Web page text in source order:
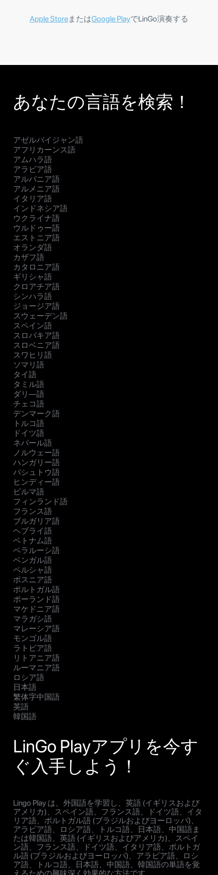
Apple StoreまたはGoogle PlayでLinGo演奏する
あなたの言語を検索！
アゼルバイジャン語
アフリカーンス語
アムハラ語
アラビア語
アルバニア語
アルメニア語
イタリア語
インドネシア語
ウクライナ語
ウルドゥー語
エストニア語
オランダ語
カザフ語
カタロニア語
ギリシャ語
クロアチア語
シンハラ語
ジョージア語
スウェーデン語
スペイン語
スロバキア語
スロベニア語
スワヒリ語
ソマリ語
タイ語
タミル語
ダリ―語
チェコ語
デンマーク語
トルコ語
ドイツ語
ネパール語
ノルウェー語
ハンガリー語
パシュトウ語
ヒンディー語
ビルマ語
フィンランド語
フランス語
ブルガリア語
ヘブライ語
ベトナム語
ベラルーシ語
ベンガル語
ペルシャ語
ボスニア語
ポルトガル語
ポーランド語
マケドニア語
マラガシ語
マレーシア語
モンゴル語
ラトビア語
リトアニア語
ルーマニア語
ロシア語
日本語
繁体字中国語
英語
韓国語
LinGo Playアプリを今す
ぐ入手しよう！
Lingo Play は、外国語を学習し、英語 (イギリスおよび
アメリカ)、スペイン語、フランス語、ドイツ語、イタ
リア語、ポルトガル語 (ブラジルおよびヨーロッパ)、
アラビア語、ロシア語、トルコ語、日本語、中国語ま
たは韓国語、英語 (イギリスおよびアメリカ)、スペイ
ン語、フランス語、ドイツ語、イタリア語、ポルトガ
ル語 (ブラジルおよびヨーロッパ)、アラビア語、ロシ
ア語、トルコ語、日本語、中国語、韓国語の単語を覚